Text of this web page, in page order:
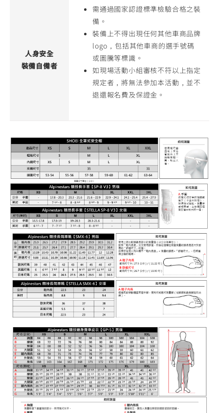
人身安全
裝備自備者
需通過國家認證標準檢驗合格之裝
備。
裝備上不得出現任何其他車商品牌
logo，包括其他車商的選手號碼
或圖騰等標識。
如現場活動小組審核不符以上指定
規定者，將無法參加本活動，並不
退還報名費及保證金。